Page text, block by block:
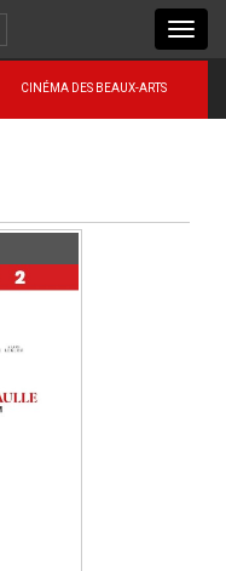
CINÉMA DES BEAUX-ARTS